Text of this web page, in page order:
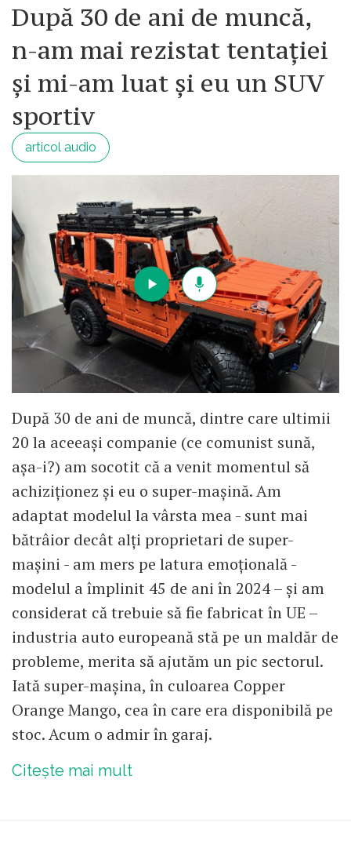
După 30 de ani de muncă,
n-am mai rezistat tentației
și mi-am luat și eu un SUV
sportiv
articol audio
După 30 de ani de muncă, dintre care ultimii
20 la aceeași companie (ce comunist sună,
așa-i?) am socotit că a venit momentul să
achiziționez și eu o super-mașină. Am
adaptat modelul la vârsta mea - sunt mai
bătrâior decât alți proprietari de super-
mașini - am mers pe latura emoțională -
modelul a împlinit 45 de ani în 2024 – și am
considerat că trebuie să fie fabricat în UE –
industria auto europeană stă pe un maldăr de
probleme, merita să ajutăm un pic sectorul.
Iată super-mașina, în culoarea Copper
Orange Mango, cea în care era disponibilă pe
stoc. Acum o admir în garaj.
Citește mai mult